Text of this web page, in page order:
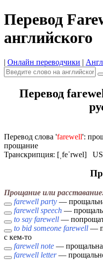
Перевод
английского
| Онлайн переводчики |
Перевод
Перевод слова 'farewell':
прощание
Транскрипция: [ˌfeˈrwel] US
Прощание или
farewell party —
farewell speech —
to say farewell —
to bid someone farewell —
с кем-то
farewell note —
farewell letter—